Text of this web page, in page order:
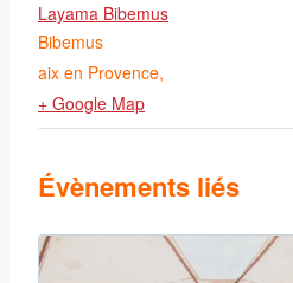
Layama Bibemus
Bibemus
aix en Provence,
+ Google Map
Évènements liés